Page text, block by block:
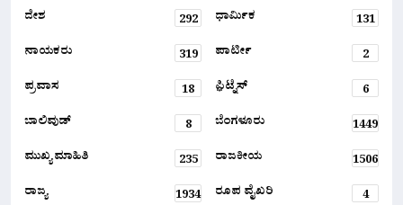
ದೇಶ
292 ಧಾರ್ಮಿಕ
131
ನಾಯಕರು
319 ಪಾರ್ಟೀ
2
ಪ್ರವಾಸ
18 ಫ಼ಿಟ್ನೆಸ್
6
ಬಾಲಿವುಡ್
8 ಬೆಂಗಳೂರು
1449
ಮುಖ್ಯ ಮಾಹಿತಿ
235 ರಾಜಕೀಯ
1506
ರಾಜ್ಯ
1934 ರೂಪ ವೈಖರಿ
4